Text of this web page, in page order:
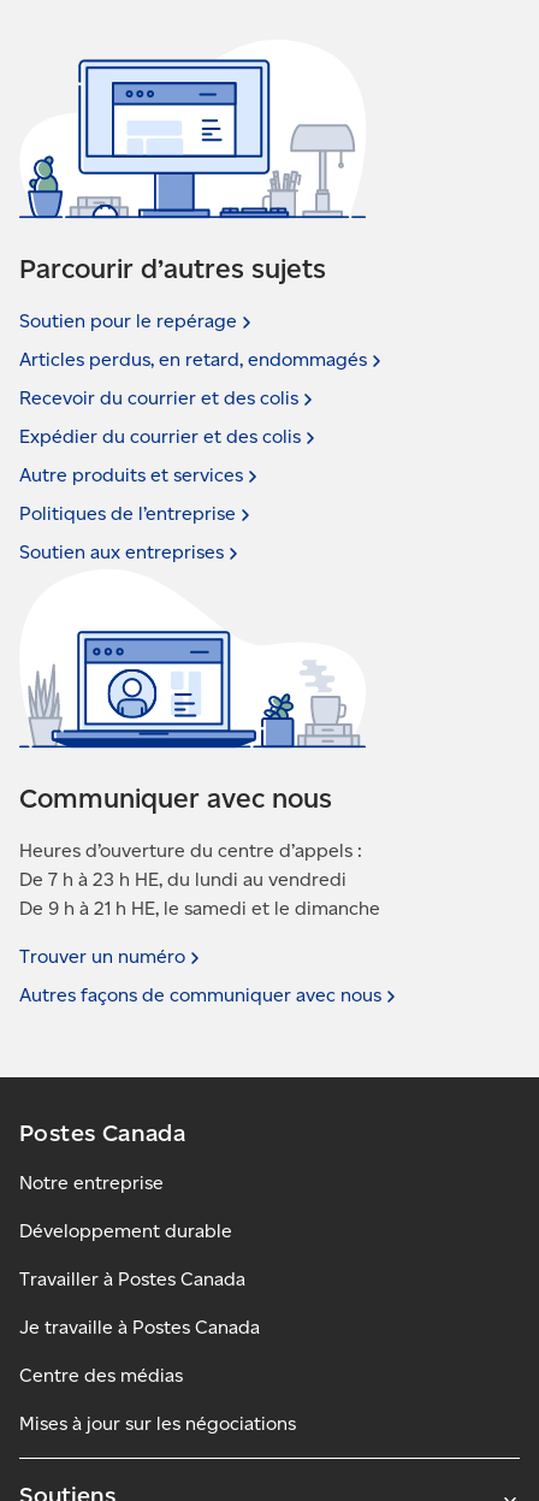
Parcourir d’autres sujets
Soutien pour le repérage
Articles perdus, en retard, endommagés
Recevoir du courrier et des colis
Expédier du courrier et des colis
Autre produits et services
Politiques de l’entreprise
Soutien aux entreprises
Communiquer avec nous
Heures d’ouverture du centre d’appels :
De 7 h à 23 h HE, du lundi au vendredi
De 9 h à 21 h HE, le samedi et le dimanche
Trouver un numéro
Autres façons de communiquer avec nous
Postes Canada
Notre entreprise
Développement durable
Travailler à Postes Canada
Je travaille à Postes Canada
Centre des médias
Mises à jour sur les négociations
Soutiens